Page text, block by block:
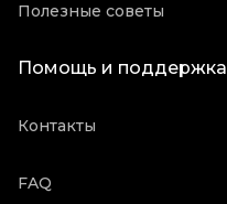
Полезные советы
Помощь и поддержка
Контакты
FAQ